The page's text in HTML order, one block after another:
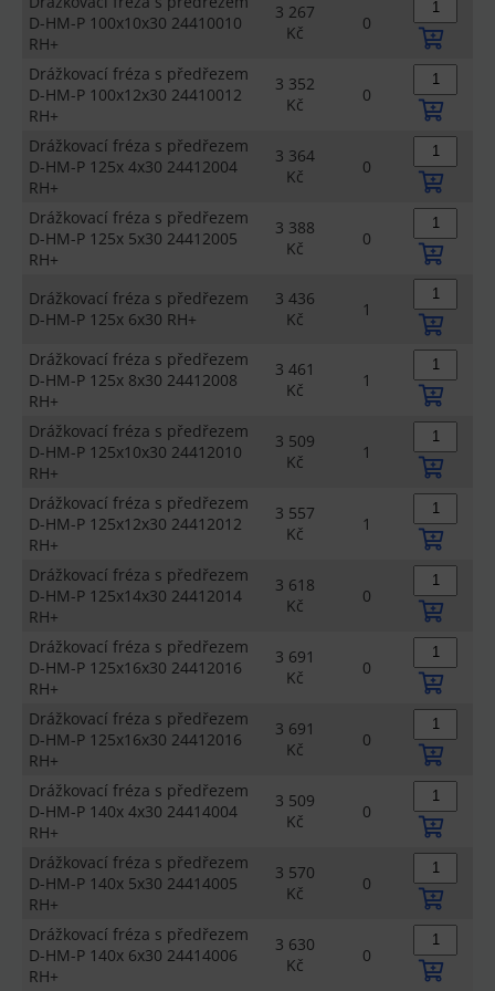
D-HM-P 100x10x30 24410010
RH+
3 267
Kč
0
Drážkovací fréza s předřezem
D-HM-P 100x12x30 24410012
RH+
3 352
Kč
0
Drážkovací fréza s předřezem
D-HM-P 125x 4x30 24412004
RH+
3 364
Kč
0
Drážkovací fréza s předřezem
D-HM-P 125x 5x30 24412005
RH+
3 388
Kč
0
Drážkovací fréza s předřezem
D-HM-P 125x 6x30 RH+
3 436
Kč
1
Drážkovací fréza s předřezem
D-HM-P 125x 8x30 24412008
RH+
3 461
Kč
1
Drážkovací fréza s předřezem
D-HM-P 125x10x30 24412010
RH+
3 509
Kč
1
Drážkovací fréza s předřezem
D-HM-P 125x12x30 24412012
RH+
3 557
Kč
1
Drážkovací fréza s předřezem
D-HM-P 125x14x30 24412014
RH+
3 618
Kč
0
Drážkovací fréza s předřezem
D-HM-P 125x16x30 24412016
RH+
3 691
Kč
0
Drážkovací fréza s předřezem
D-HM-P 125x16x30 24412016
RH+
3 691
Kč
0
Drážkovací fréza s předřezem
D-HM-P 140x 4x30 24414004
RH+
3 509
Kč
0
Drážkovací fréza s předřezem
D-HM-P 140x 5x30 24414005
RH+
3 570
Kč
0
Drážkovací fréza s předřezem
D-HM-P 140x 6x30 24414006
RH+
3 630
Kč
0